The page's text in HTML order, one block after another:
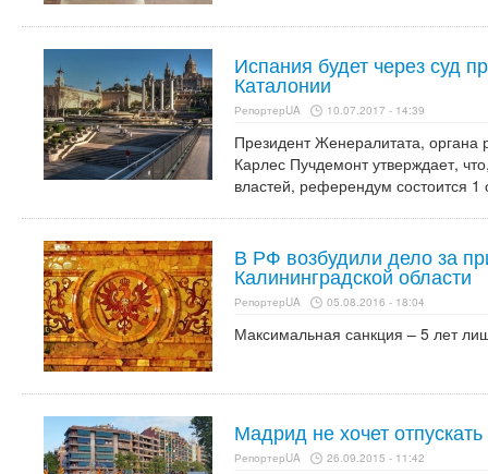
Испания будет через суд
Каталонии
РепортерUA 10.07.2017 - 14:39
Президент Женералитата, органа
Карлес Пучдемонт утверждает,
властей, референдум состоится 1
В РФ возбудили дело за
Калининградской области
РепортерUA 05.08.2016 - 18:04
Максимальная санкция – 5 лет
Мадрид не хочет
РепортерUA 26.09.2015 - 11:42